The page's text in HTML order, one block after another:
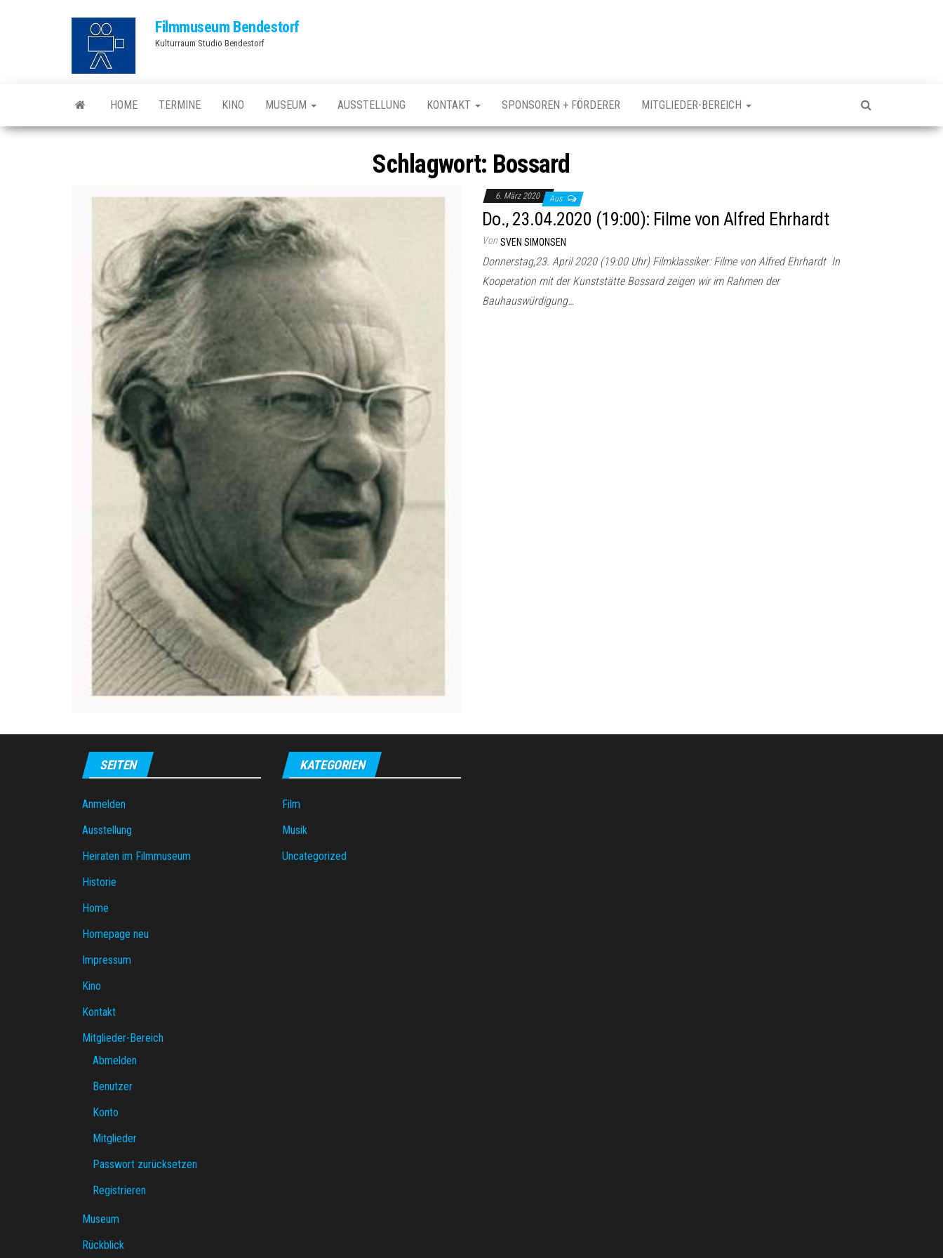
Filmmuseum Bendestorf
Kulturraum Studio Bendestorf
HOME TERMINE KINO MUSEUM AUSSTELLUNG KONTAKT SPONSOREN + FÖRDERER MITGLIEDER-BEREICH
Schlagwort: Bossard
6. März 2020 Aus
Do., 23.04.2020 (19:00): Filme von Alfred Ehrhardt
Von SVEN SIMONSEN
Donnerstag,23. April 2020 (19:00 Uhr) Filmklassiker: Filme von Alfred Ehrhardt In
Kooperation mit der Kunststätte Bossard zeigen wir im Rahmen der
Bauhauswürdigung…
SEITEN
Anmelden
Ausstellung
Heiraten im Filmmuseum
Historie
Home
Homepage neu
Impressum
Kino
Kontakt
Mitglieder-Bereich
Abmelden
Benutzer
Konto
Mitglieder
Passwort zurücksetzen
Registrieren
Museum
Rückblick
KATEGORIEN
Film
Musik
Uncategorized